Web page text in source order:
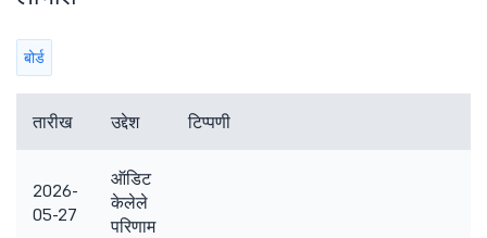
बोर्ड
तारीख उद्देश टिप्पणी
2026-
05-27
ऑडिट
केलेले
परिणाम